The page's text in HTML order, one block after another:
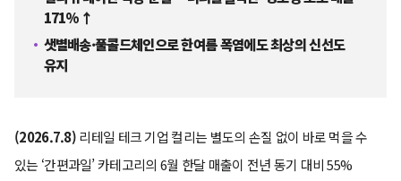
171%↑
샛별배송·풀콜드체인으로 한여름 폭염에도 최상의 신선도
유지
(2026.7.8)리테일 테크 기업 컬리는 별도의 손질 없이 바로 먹을 수
있는 ‘간편과일’ 카테고리의 6월 한달 매출이 전년 동기 대비 55%